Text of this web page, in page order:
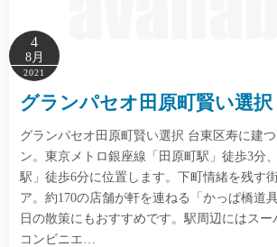
4
8月
2021
グランパセオ田原町賢い選択
グランパセオ田原町賢い選択 台東区寿に建
ン。東京メトロ銀座線「田原町駅」徒歩3分
駅」徒歩6分に位置します。下町情緒を残す
ア。約170の店舗が軒を連ねる「かっぱ橋道
日の散策にもおすすめです。駅周辺にはス
コンビニエ…